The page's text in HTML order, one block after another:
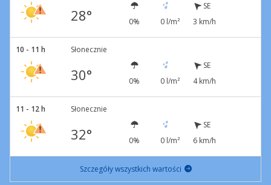
28° 0% 0 l/m²
SE
3 km/h
10 - 11 h Słonecznie
30° 0% 0 l/m²
SE
4 km/h
11 - 12 h Słonecznie
32° 0% 0 l/m²
SE
6 km/h
Szczegóły wszystkich wartości